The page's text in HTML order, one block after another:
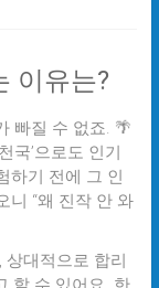
이유는?
빠질 수 없죠. 🌴
국’으로도 인기
하기 전에 그 인
니 “왜 진작 안 와
대적으로 합리